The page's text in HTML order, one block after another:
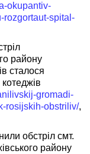
okupantiv-
rozgortaut-spital-
району
сталося
gromadi-
rosijskih-obstriliv/,
обстріл смт.
району